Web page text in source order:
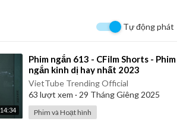
Tự động phát
14:34
⁣Phim ngắn 613 - CFilm Shorts - Phim
ngắn kinh dị hay nhất 2023
VietTube Trending Official
63 lượt xem · 29 Tháng Giêng 2025
Phim và Hoạt hình